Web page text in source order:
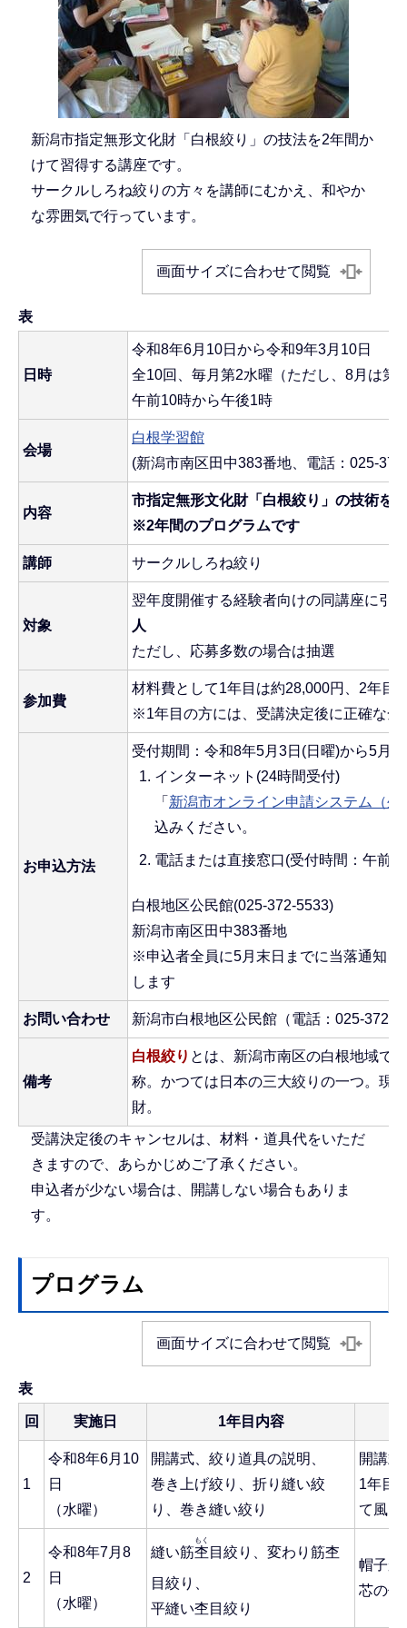
新潟市指定無形文化財「白根絞り」の技法を2年間か
けて習得する講座です。
サークルしろね絞りの方々を講師にむかえ、和やか
な雰囲気で行っています。
画面サイズに合わせて閲覧
表
日時
令和8年6月10日から令和9年3月10日
全10回、毎月第2水曜（ただし、8月は第
午前10時から午後1時
会場
白根学習館
(新潟市南区田中383番地、電話：025-
内容
市指定無形文化財「白根絞り」の技術を
※2年間のプログラムです
講師 サークルしろね絞り
対象
翌年度開催する経験者向けの同講座に引
人
ただし、応募多数の場合は抽選
参加費
材料費として1年目は約28,000円、2年目
※1年目の方には、受講決定後に正確な金
お申込方法
受付期間：令和8年5月3日(日曜)から5月
インターネット(24時間受付)
「 新潟市オンライン申請システム（外
込みください。
電話または直接窓口(受付時間：午前9
白根地区公民館(025-372-5533)
新潟市南区田中383番地
※申込者全員に5月末日までに当落通知を
します
お問い合わせ 新潟市白根地区公民館（電話：025-372-
備考
白根絞り とは、新潟市南区の白根地域で
称。かつては日本の三大絞りの一つ。現
財。
受講決定後のキャンセルは、材料・道具代をいただ
きますので、あらかじめご了承ください。
申込者が少ない場合は、開講しない場合もありま
す。
プログラム
画面サイズに合わせて閲覧
表
回 実施日 1年目内容
1
令和8年6月10
日
（水曜）
開講式、絞り道具の説明、
巻き上げ絞り、折り縫い絞
り、巻き縫い絞り
開講式
1年目
て風呂
2
令和8年7月8
日
（水曜）
縫い筋杢
もく
目絞り、変わり筋杢
目絞り、
平縫い杢目絞り
帽子か
芯の作